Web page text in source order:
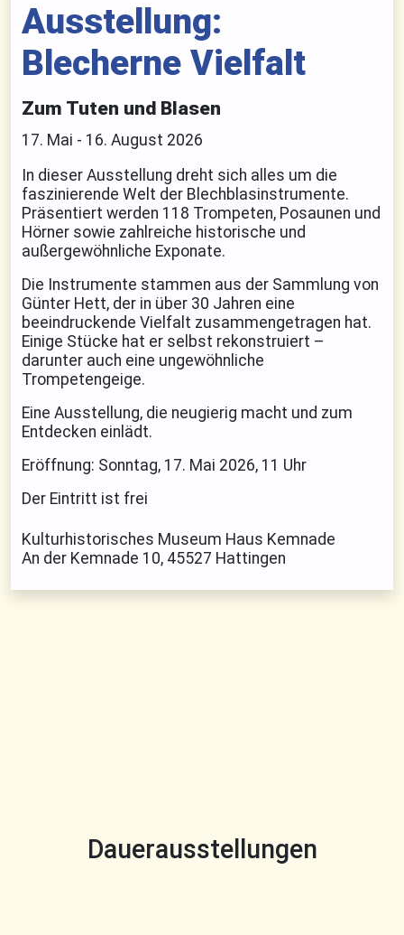
Ausstellung:
Blecherne Vielfalt
Zum Tuten und Blasen
17. Mai - 16. August 2026
In dieser Ausstellung dreht sich alles um die
faszinierende Welt der Blechblasinstrumente.
Präsentiert werden 118 Trompeten, Posaunen und
Hörner sowie zahlreiche historische und
außergewöhnliche Exponate.
Die Instrumente stammen aus der Sammlung von
Günter Hett, der in über 30 Jahren eine
beeindruckende Vielfalt zusammengetragen hat.
Einige Stücke hat er selbst rekonstruiert –
darunter auch eine ungewöhnliche
Trompetengeige.
Eine Ausstellung, die neugierig macht und zum
Entdecken einlädt.
Eröffnung: Sonntag, 17. Mai 2026, 11 Uhr
Der Eintritt ist frei
Kulturhistorisches Museum Haus Kemnade
An der Kemnade 10, 45527 Hattingen
Dauerausstellungen